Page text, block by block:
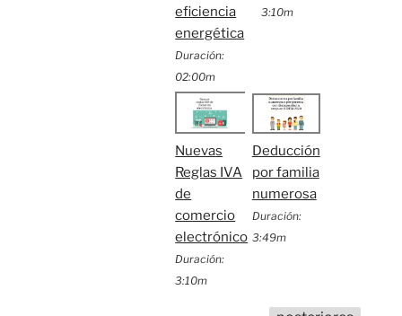
eficiencia
energética
Duración:
02:00m
3:10m
Nuevas
Reglas IVA
de
comercio
electrónico
Duración:
3:10m
Deducción
por familia
numerosa
Duración:
3:49m